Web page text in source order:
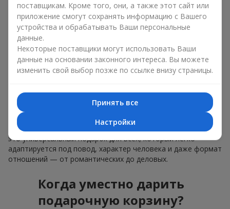
Если вы ищете универсальный подарок, но времени в
обрез, у нас есть для вас отличное проверенное решение:
вы можете купить подарочные корзины. Подарочная
корзина с изысканными угощениями к празднику, фруктами,
вкусным чаем или даже алкогольными напитками
становится идеальным дополнением к цветам или
самостоятельным презентом. Идеальный набор,
чтобы всё это оказалось в ваших руках.
Купить подарочные корзины — это не просто приобрести
банальную вещь. Сегодня купить подарочные корзины —
это универсальный подарок для всех, который легко
адаптируется под повод, характер человека и даже формат
отношений — от романтических до деловых.
Когда уместно дарить
подарочную корзину?
поставщикам. Кроме того, они, а также этот сайт или
приложение смогут сохранять информацию с Вашего
устройства и обрабатывать Ваши персональные
данные.
Некоторые поставщики могут использовать Ваши
данные на основании законного интереса. Вы можете
изменить свой выбор позже по ссылке внизу страницы.
Принять все
Настройки